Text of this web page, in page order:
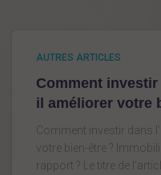
AUTRES ARTICLES
Comment
il améliorer votre
Comment investir dans
votre bien-être ?
rapport ? Le titre de